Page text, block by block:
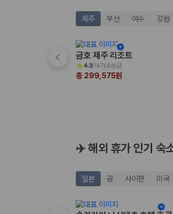
제주렌트카 가격비교 주요 링크
국내 렌트카 가격비교
해외 렌트카 가격비교
제주 부산 여수 강원
금호 제주 리조트
4.3(187) 4성급
총 299,575원
✈️ 해외 휴가 인기 숙
일본 괌 사이판 미국